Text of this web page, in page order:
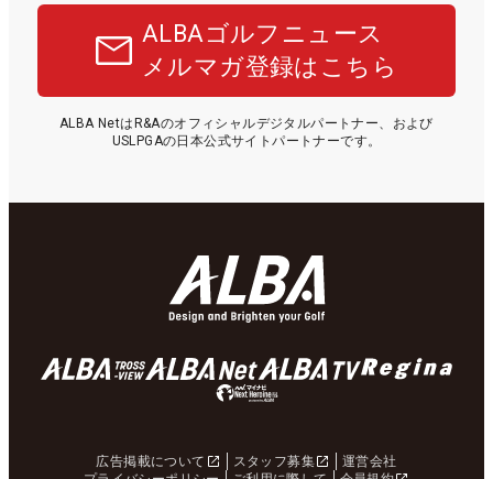
ALBAゴルフニュース
メルマガ登録はこちら
ALBA NetはR&Aのオフィシャルデジタルパートナー、および
USLPGAの日本公式サイトパートナーです。
広告掲載について スタッフ募集
運営会社